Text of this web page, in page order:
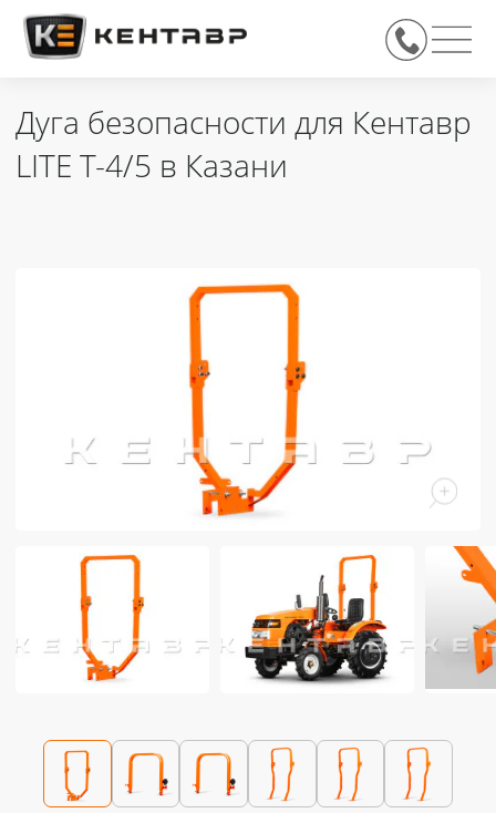
Дуга безопасности для Кентавр
LITE T-4/5 в Казани